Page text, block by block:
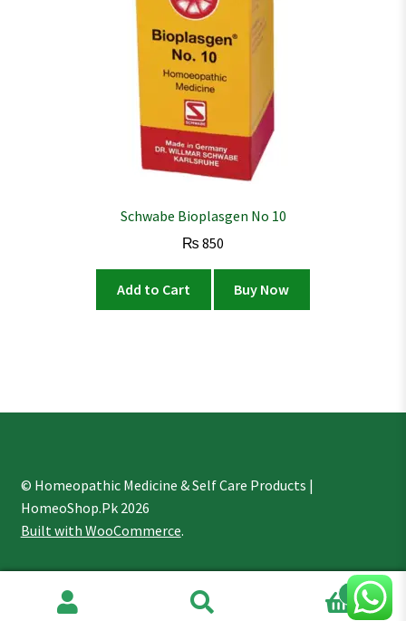
Schwabe Bioplasgen No 10
₨ 850
Add to Cart Buy Now
© Homeopathic Medicine & Self Care Products |
HomeoShop.Pk 2026
Built with WooCommerce.